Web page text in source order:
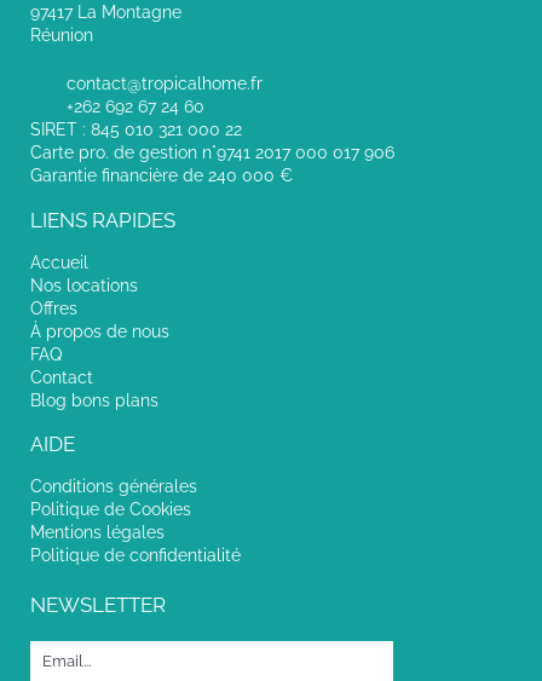
97417 La Montagne
Réunion
contact@tropicalhome.fr
+262 692 67 24 60
SIRET : 845 010 321 000 22
Carte pro. de gestion n°9741 2017 000 017 906
Garantie financière de 240 000 €
LIENS RAPIDES
Accueil
Nos locations
Offres
À propos de nous
FAQ
Contact
Blog bons plans
AIDE
Conditions générales
Politique de Cookies
Mentions légales
Politique de confidentialité
NEWSLETTER